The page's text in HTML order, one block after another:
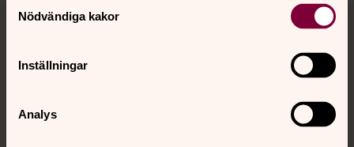
Nödvändiga kakor
Inställningar
Analys
Tillbaka till toppen
Tillbaka till innehållet